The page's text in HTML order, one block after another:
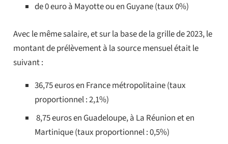
de 0 euro à Mayotte ou en Guyane (taux 0%)
Avec le même salaire, et sur la base de la grille de 2023, le
montant de prélèvement à la source mensuel était le
suivant :
36,75 euros en France métropolitaine (taux
proportionnel : 2,1%)
8,75 euros en Guadeloupe, à La Réunion et en
Martinique (taux proportionnel : 0,5%)